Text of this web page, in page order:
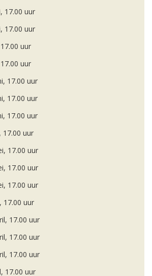
17.00 uur
17.00 uur
uur
uur
17.00 uur
17.00 uur
17.00 uur
17.00 uur
17.00 uur
17.00 uur
17.00 uur
17.00 uur
17.00 uur
17.00 uur
17.00 uur
17.00 uur